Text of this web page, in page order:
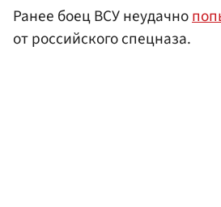
Ранее боец ВСУ неудачно
от российского спецназа.